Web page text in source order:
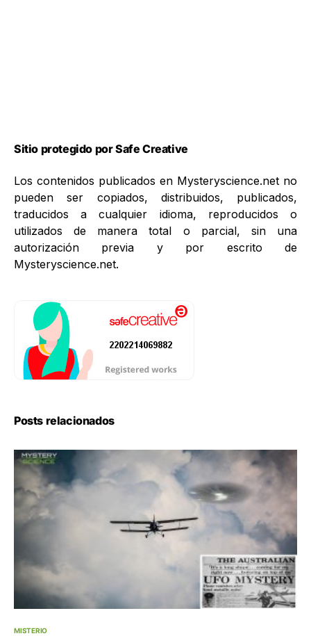
Sitio protegido por Safe Creative
Los contenidos publicados en Mysteryscience.net no
pueden ser copiados, distribuidos, publicados,
traducidos a cualquier idioma, reproducidos o
utilizados de manera total o parcial, sin una
autorización previa y por escrito de
Mysteryscience.net.
Posts relacionados
MISTERIO